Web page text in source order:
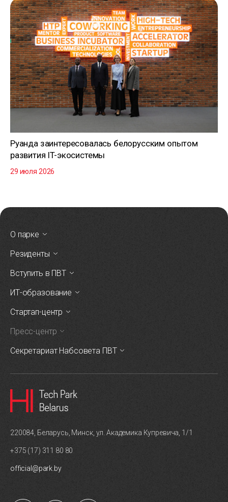
Руанда заинтересовалась белорусским опытом
развития IT-экосистемы
29 июля 2026
О парке
Резиденты
Вступить в ПВТ
ИТ-образование
Стартап-центр
Пресс-центр
Секретариат Набсовета ПВТ
220084, Беларусь, Минск, ул. Академика Купревича, 1/1
+375 (17) 311 80 80
official@park.by